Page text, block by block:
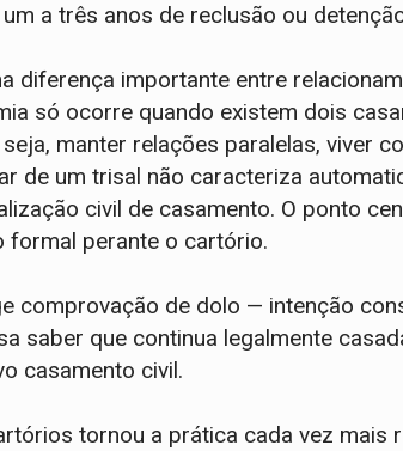
a três anos de reclusão ou
diferença importante entre
só ocorre quando existem dois
manter relações paralelas, viver
de um trisal não caracteriza
civil de casamento. O ponto
formal perante o cartório.
comprovação de dolo — intenção
saber que continua legalmente
casamento civil.
tornou a prática cada vez mais